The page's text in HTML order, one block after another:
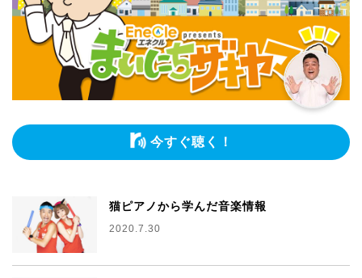
今すぐ聴く！
猫ピアノから学んだ音楽情報
2020.7.30